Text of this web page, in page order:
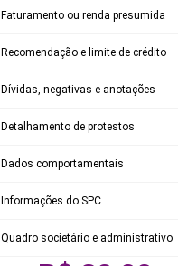
Faturamento ou renda presumida
Recomendação e limite de crédito
Dívidas, negativas e anotações
Detalhamento de protestos
Dados comportamentais
Informações do SPC
Quadro societário e administrativo